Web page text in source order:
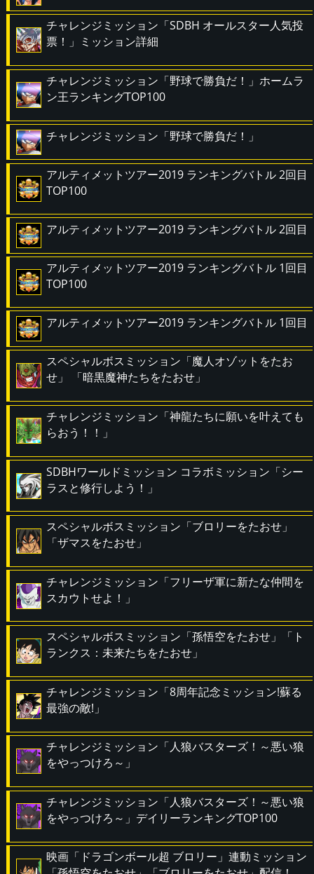
チャレンジミッション「SDBH オールスター人気投
票！」ミッション詳細
チャレンジミッション「野球で勝負だ！」ホームラ
ン王ランキングTOP100
チャレンジミッション「野球で勝負だ！」
アルティメットツアー2019 ランキングバトル 2回目
TOP100
アルティメットツアー2019 ランキングバトル 2回目
アルティメットツアー2019 ランキングバトル 1回目
TOP100
アルティメットツアー2019 ランキングバトル 1回目
スペシャルボスミッション「魔人オゾットをたお
せ」 「暗黒魔神たちをたおせ」
チャレンジミッション「神龍たちに願いを叶えても
らおう！！」
SDBHワールドミッション コラボミッション「シー
ラスと修行しよう！」
スペシャルボスミッション「ブロリーをたおせ」
「ザマスをたおせ」
チャレンジミッション「フリーザ軍に新たな仲間を
スカウトせよ！」
スペシャルボスミッション「孫悟空をたおせ」「ト
ランクス：未来たちをたおせ」
チャレンジミッション「8周年記念ミッション!蘇る
最強の敵!」
チャレンジミッション「人狼バスターズ！～悪い狼
をやっつけろ～」
チャレンジミッション「人狼バスターズ！～悪い狼
をやっつけろ～」デイリーランキングTOP100
映画「ドラゴンボール超 ブロリー」連動ミッション